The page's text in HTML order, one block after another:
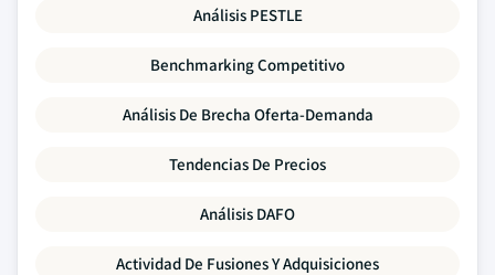
Análisis PESTLE
Benchmarking Competitivo
Análisis De Brecha Oferta-Demanda
Tendencias De Precios
Análisis DAFO
Actividad De Fusiones Y Adquisiciones